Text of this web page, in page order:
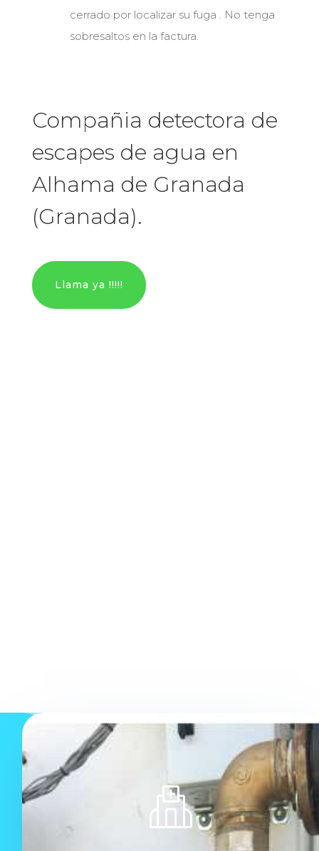
cerrado por localizar su fuga . No tenga
sobresaltos en la factura.
Compañia detectora de
escapes de agua en
Alhama de Granada
(Granada).
Llama ya !!!!!